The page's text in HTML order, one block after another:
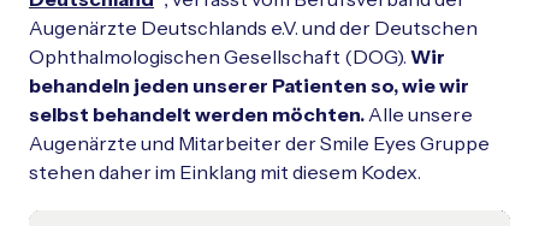
Augenärzte Deutschlands e.V. und der Deutschen
Ophthalmologischen Gesellschaft (DOG). Wir
behandeln jeden unserer Patienten so, wie wir
selbst behandelt werden möchten. Alle unsere
Augenärzte und Mitarbeiter der Smile Eyes Gruppe
stehen daher im Einklang mit diesem Kodex.